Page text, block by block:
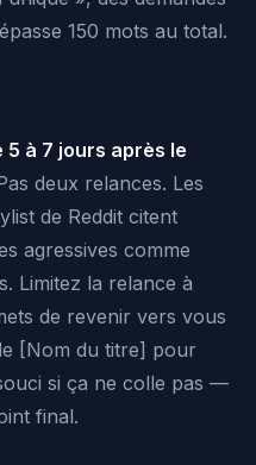
150 mots au total.
à 7 jours après le
deux relances. Les
de Reddit citent
agressives comme
Limitez la relance à
de revenir vers vous
[Nom du titre] pour
si ça ne colle pas —
final.